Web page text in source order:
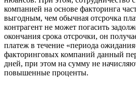
компанией на основе факторинга
выгодным, чем обычная отсрочка
контрагент не может погасить
окончания срока отсрочки, он
платеж в течение «периода
факторинговых компаний данный
дней, при этом на сумму не
повышенные проценты.